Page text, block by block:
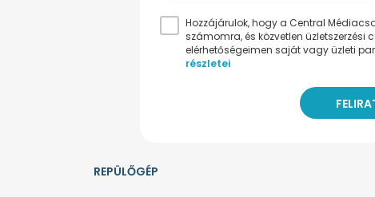
Hozzájárulok, hogy a Central
számomra, és közvetlen
elérhetőségeimen saját vagy üzleti
részletei
REPÜLŐGÉP